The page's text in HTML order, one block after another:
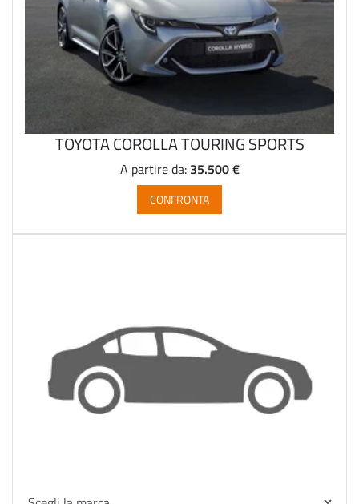
TOYOTA COROLLA TOURING SPORTS
A partire da: 35.500 €
CONFRONTA